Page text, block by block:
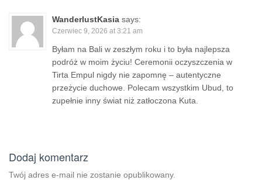
WanderlustKasia says:
Czerwiec 9, 2026 at 3:21 am
Byłam na Bali w zeszłym roku i to była najlepsza
podróż w moim życiu! Ceremonii oczyszczenia w
Tirta Empul nigdy nie zapomnę – autentyczne
przeżycie duchowe. Polecam wszystkim Ubud, to
zupełnie inny świat niż zatłoczona Kuta.
Dodaj komentarz
Twój adres e-mail nie zostanie opublikowany.